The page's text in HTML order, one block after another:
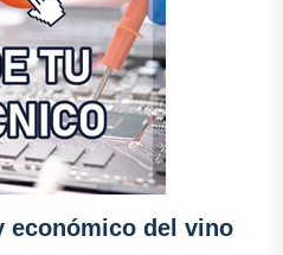
económico del vino